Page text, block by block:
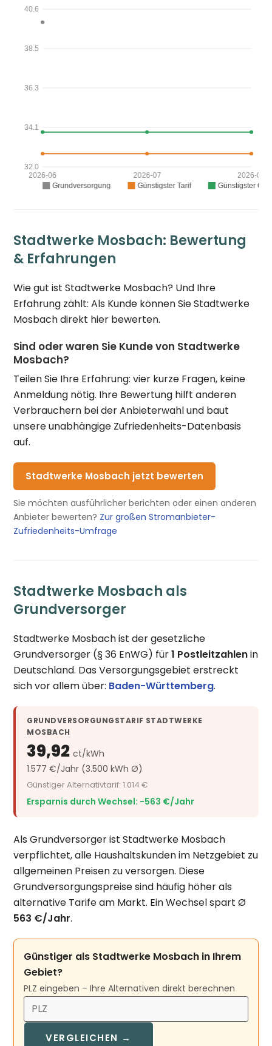
Stadtwerke Mosbach: Bewertung
& Erfahrungen
Wie gut ist Stadtwerke Mosbach? Und Ihre
Erfahrung zählt: Als Kunde können Sie Stadtwerke
Mosbach direkt hier bewerten.
Sind oder waren Sie Kunde von Stadtwerke
Mosbach?
Teilen Sie Ihre Erfahrung: vier kurze Fragen, keine
Anmeldung nötig. Ihre Bewertung hilft anderen
Verbrauchern bei der Anbieterwahl und baut
unsere unabhängige Zufriedenheits-Datenbasis
auf.
Stadtwerke Mosbach jetzt bewerten
Sie möchten ausführlicher berichten oder einen anderen
Anbieter bewerten? Zur großen Stromanbieter-
Zufriedenheits-Umfrage
Stadtwerke Mosbach als
Grundversorger
Stadtwerke Mosbach ist der gesetzliche
Grundversorger (§ 36 EnWG) für1 Postleitzahlenin
Deutschland. Das Versorgungsgebiet erstreckt
sich vor allem über: Baden-Württemberg.
GRUNDVERSORGUNGSTARIF STADTWERKE
MOSBACH
39,92ct/kWh
1.577 €/Jahr (3.500 kWh Ø)
Günstiger Alternativtarif: 1.014 €
Ersparnis durch Wechsel: −563 €/Jahr
Als Grundversorger ist Stadtwerke Mosbach
verpflichtet, alle Haushaltskunden im Netzgebiet zu
allgemeinen Preisen zu versorgen. Diese
Grundversorgungspreise sind häufig höher als
alternative Tarife am Markt. Ein Wechsel spart Ø
563 €/Jahr.
Günstiger als Stadtwerke Mosbach in Ihrem
Gebiet?
PLZ eingeben – Ihre Alternativen direkt berechnen
VERGLEICHEN →